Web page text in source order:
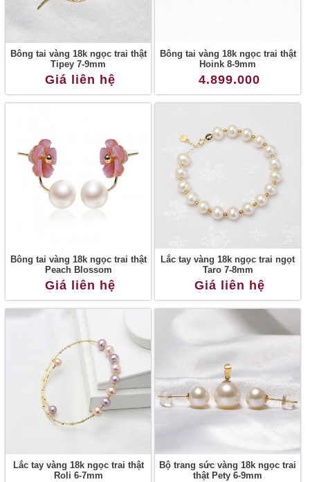
Bông tai vàng 18k ngọc trai thật
Tipey 7-9mm
Giá liên hệ
Bông tai vàng 18k ngọc trai thật
Hoink 8-9mm
4.899.000
Bông tai vàng 18k ngọc trai thật
Peach Blossom
Giá liên hệ
Lắc tay vàng 18k ngọc trai ngọt
Taro 7-8mm
Giá liên hệ
Lắc tay vàng 18k ngọc trai thật
Roli 6-7mm
Bộ trang sức vàng 18k ngọc trai
thật Pety 6-9mm